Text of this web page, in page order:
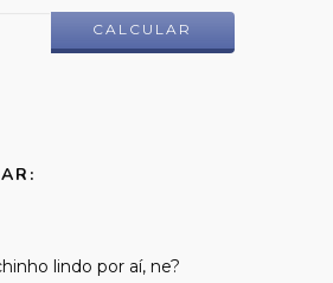
CALCULAR
lindo por aí, ne?